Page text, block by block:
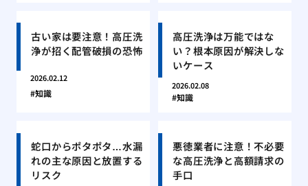
古い家は要注意！高圧洗
浄が招く配管破損の恐怖
2026.02.12
知識
高圧洗浄は万能ではな
い？根本原因が解決しな
いケース
2026.02.08
知識
蛇口からポタポタ…水漏
れの主な原因と放置する
リスク
悪徳業者に注意！不必要
な高圧洗浄と高額請求の
手口